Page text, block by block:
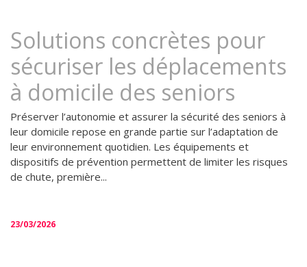
Solutions concrètes pour
sécuriser les déplacements
à domicile des seniors
Préserver l’autonomie et assurer la sécurité des seniors à
leur domicile repose en grande partie sur l’adaptation de
leur environnement quotidien. Les équipements et
dispositifs de prévention permettent de limiter les risques
de chute, première...
23/03/2026